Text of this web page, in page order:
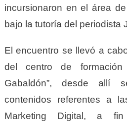
incursionaron en el área
bajo la tutoría del periodista
El encuentro se llevó a
del centro de formación
Gabaldón”, desde allí
contenidos referentes a
Marketing Digital, a fin